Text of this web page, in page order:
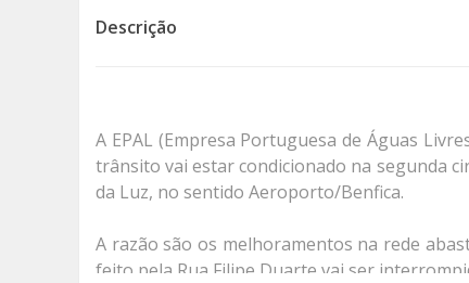
Descrição
A EPAL (Empresa Portuguesa de Águas
trânsito vai estar condicionado na segunda
da Luz, no sentido Aeroporto/Benfica.
A razão são os melhoramentos na rede
feito pela Rua Filipe Duarte vai ser